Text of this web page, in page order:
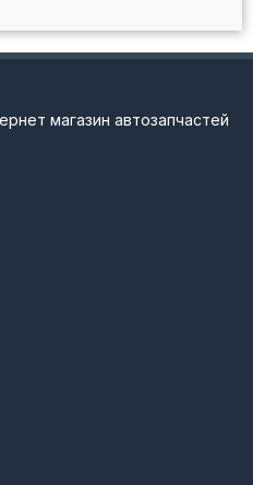
магазин автозапчастей